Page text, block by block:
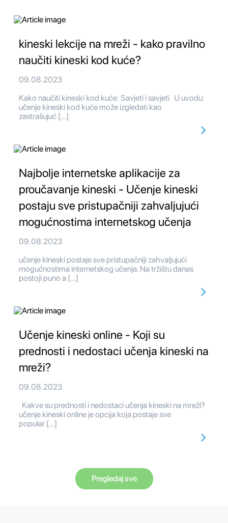
kineski lekcije na mreži - kako pravilno
naučiti kineski kod kuće?
09.08.2023
Kako naučiti kineski kod kuće: Savjeti i savjeti U uvodu:
učenje kineski kod kuće može izgledati kao
zastrašujuć […]
Najbolje internetske aplikacije za
proučavanje kineski - Učenje kineski
postaju sve pristupačniji zahvaljujući
mogućnostima internetskog učenja
09.08.2023
učenje kineski postaje sve pristupačniji zahvaljujući
mogućnostima internetskog učenja. Na tržištu danas
postoji puno a […]
Učenje kineski online - Koji su
prednosti i nedostaci učenja kineski na
mreži?
09.08.2023
Kakve su prednosti i nedostaci učenja kineski na mreži?
učenje kineski online je opcija koja postaje sve
popular […]
Pregledaj sve